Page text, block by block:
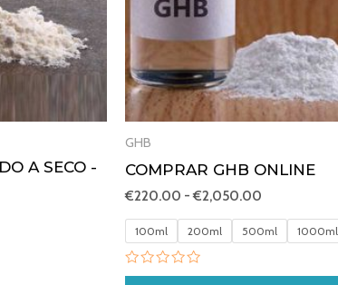
A SECO -
GHB
COMPRAR GHB ONLINE
€220.00 - €2,050.00
100ml 200ml 500ml 1000ml
Avaliação